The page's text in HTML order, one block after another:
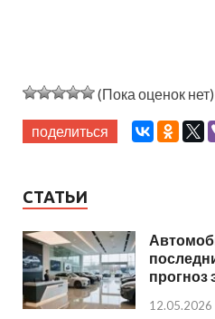
(Пока оценок нет)
поделиться
СТАТЬИ
прогноз
12.05.2026